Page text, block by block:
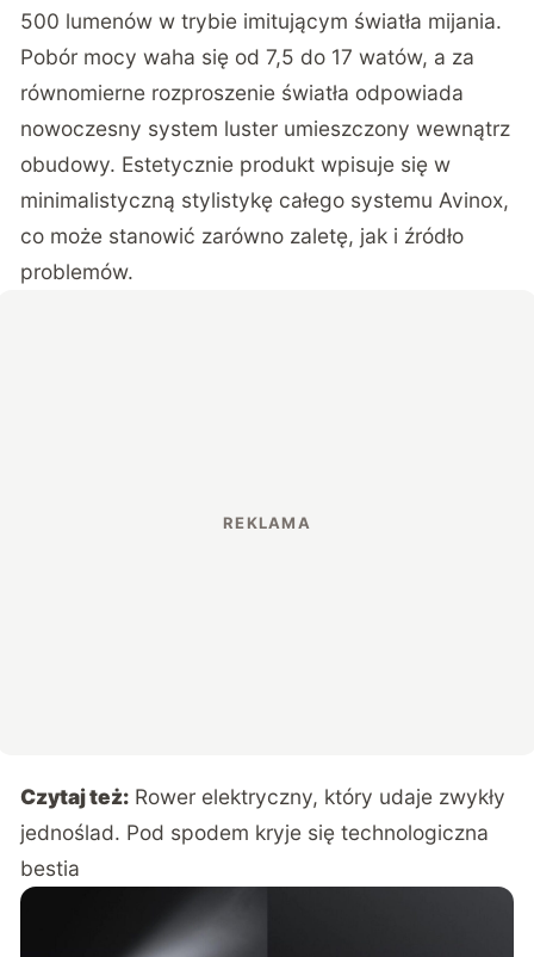
500 lumenów w trybie imitującym światła mijania.
Pobór mocy waha się od 7,5 do 17 watów, a za
równomierne rozproszenie światła odpowiada
nowoczesny system luster umieszczony wewnątrz
obudowy. Estetycznie produkt wpisuje się w
minimalistyczną stylistykę całego systemu Avinox,
co może stanowić zarówno zaletę, jak i źródło
problemów.
Czytaj też: Rower elektryczny, który udaje zwykły
jednoślad. Pod spodem kryje się technologiczna
bestia